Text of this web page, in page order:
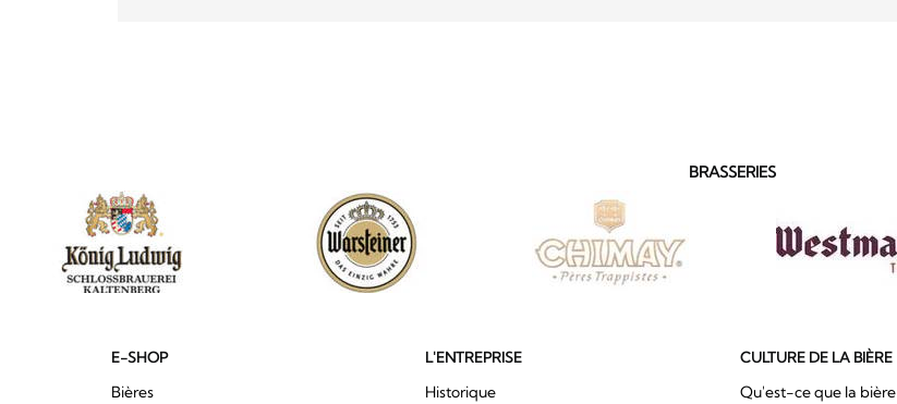
BRASSERIES
E-SHOP
Bières
L'ENTREPRISE
Historique
CULTURE DE LA BIÈRE
Qu'est-ce que la bière